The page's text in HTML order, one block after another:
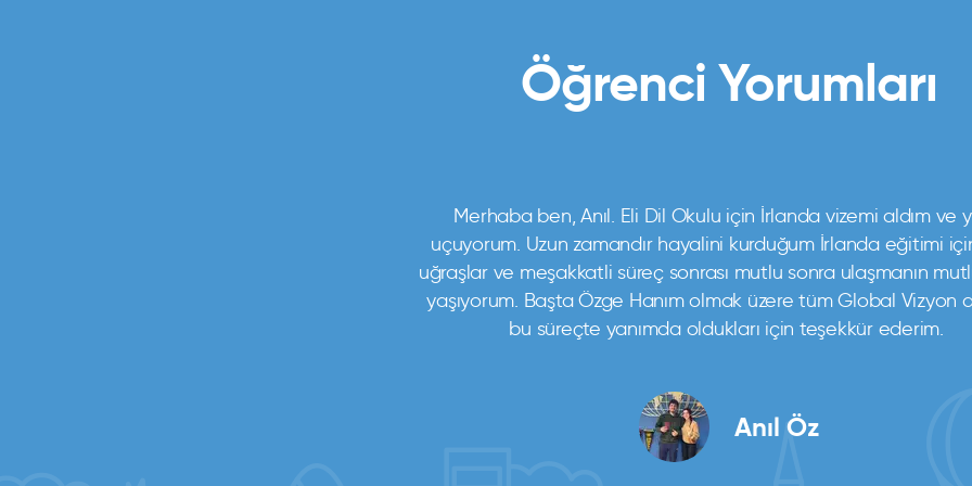
Öğrenci Yorumları
Merhaba ben, Anıl. Eli Dil Okulu için İrlanda vizemi aldım ve
uçuyorum. Uzun zamandır hayalini kurduğum İrlanda eğitimi
uğraşlar ve meşakkatli süreç sonrası mutlu sonra ulaşmanın
yaşıyorum. Başta Özge Hanım olmak üzere tüm Global Vizyon
bu süreçte yanımda oldukları için teşekkür ederim.
Anıl Öz
Merhabalar, ben Deniz Ecemnur Sevinç. Medipol Üniversitesi Uluslararası
Ticaret ve Finansman mezunuyum. Uzun bir bekleyişin ardından sonunda
vizemi aldım. Çok mutluyum! Bu süreçte bana her konuda titizlikle destek
olan danışmanım Merve Ortakçı’ya ve tüm Global Vizyon ailesine çok
teşekkür ederim.